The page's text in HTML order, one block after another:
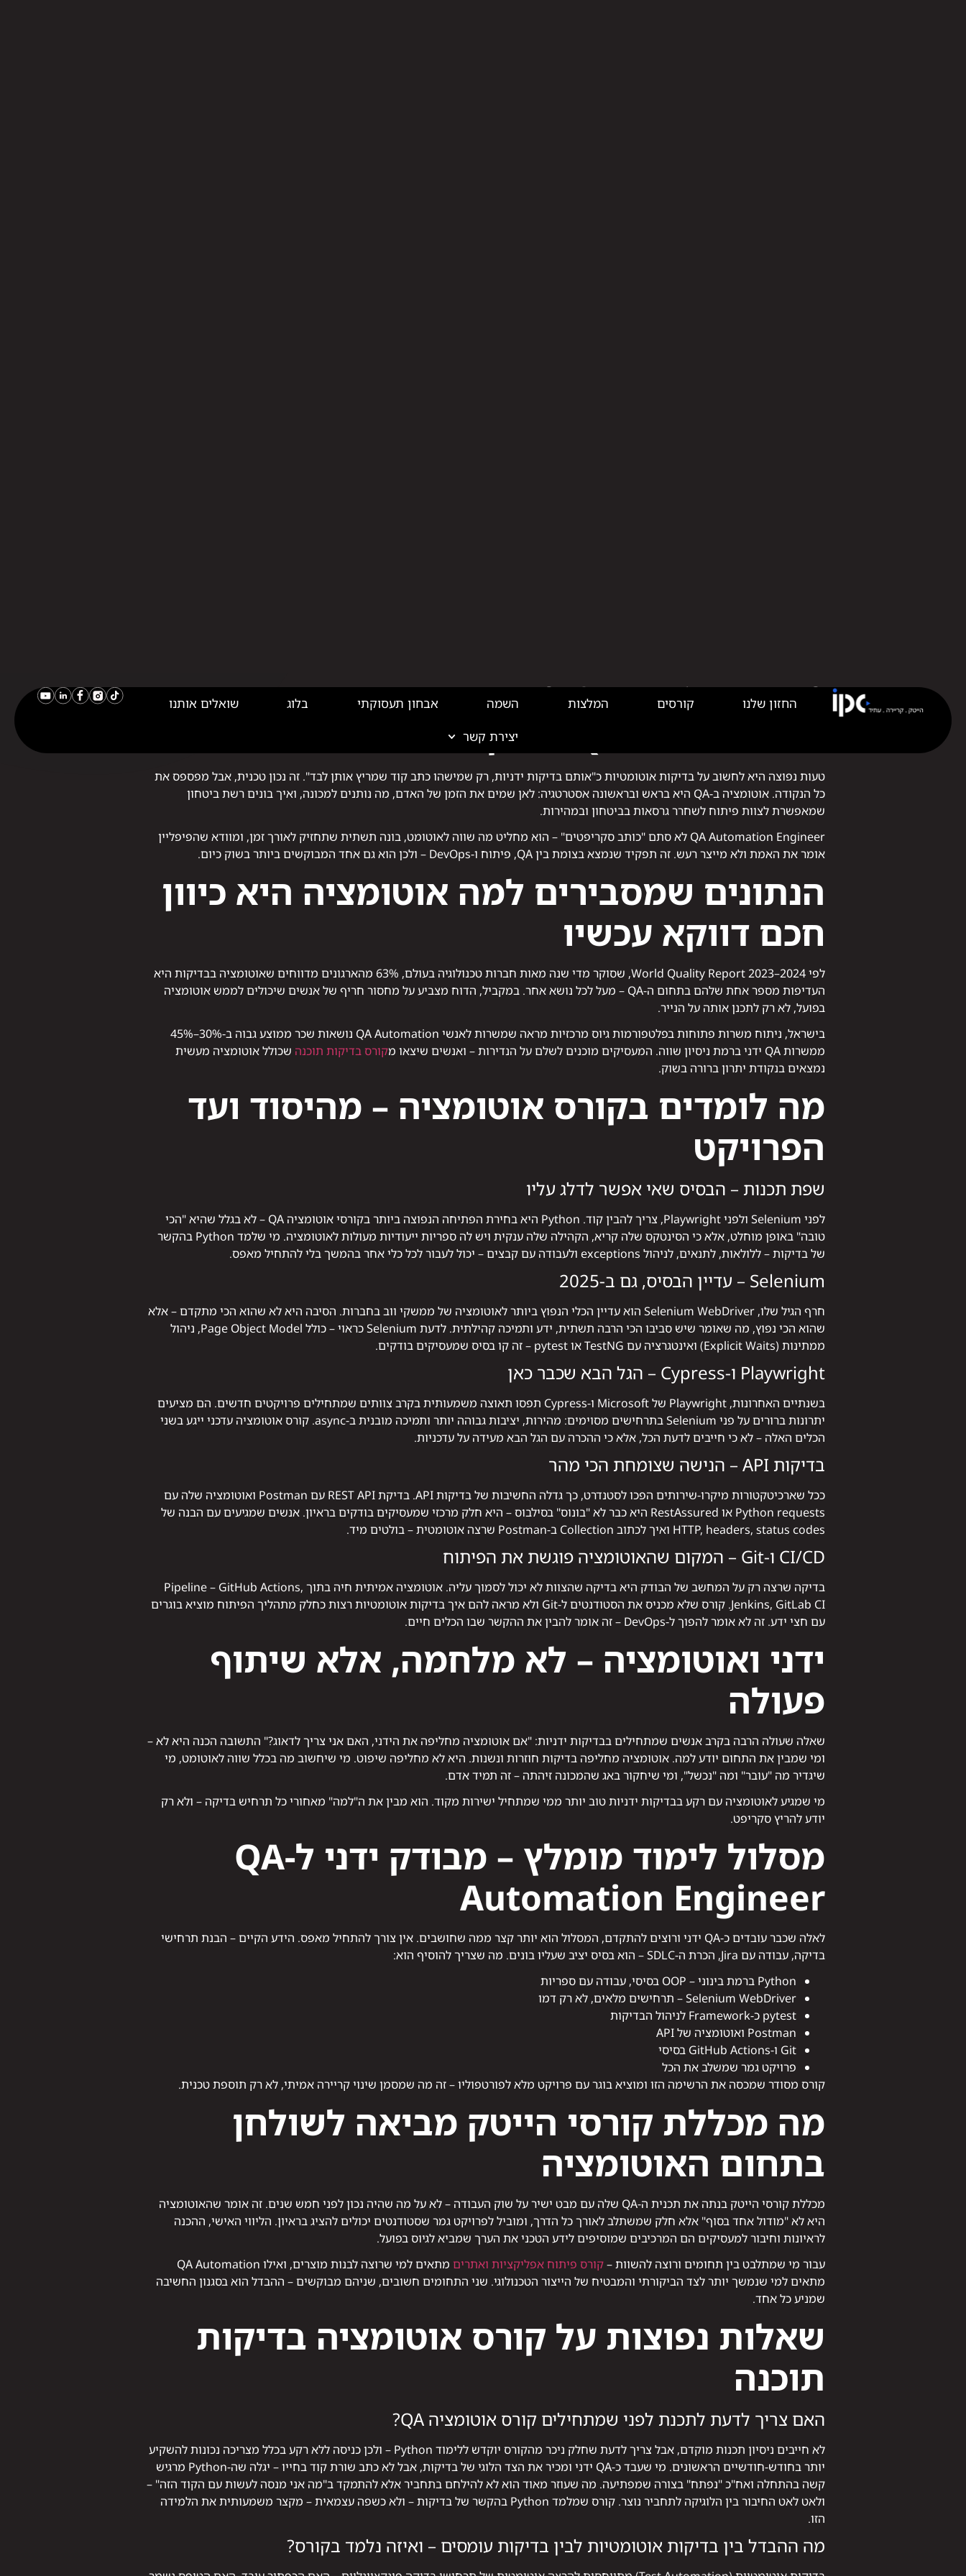
מה זה בעצם אוטומציה בבדיקות תוכנה –
טעות נפוצה היא לחשוב על בדיקות אוטומטיות כ"אותם בדיקות ידניות, רק שמישהו כתב קוד שמריץ אותן לבד". זה נכון טכנית, אבל מפספס את
כל הנקודה. אוטומציה ב-QA היא בראש ובראשונה אסטרטגיה: לאן שמים את הזמן של האדם, מה נותנים למכונה, ואיך בונים רשת ביטחון
שמאפשרת לצוות פיתוח לשחרר גרסאות בביטחון ובמהירות.
QA Automation Engineer לא סתם "כותב סקריפטים" – הוא מחליט מה שווה לאוטומט, בונה תשתית שתחזיק לאורך זמן, ומוודא שהפיפליין
אומר את האמת ולא מייצר רעש. זה תפקיד שנמצא בצומת בין QA, פיתוח ו-DevOps – ולכן הוא גם אחד המבוקשים ביותר בשוק כיום.
הנתונים שמסבירים למה אוטומציה היא כיוון
חכם דווקא עכשיו
לפי World Quality Report 2023–2024, שסוקר מדי שנה מאות חברות טכנולוגיה בעולם, 63% מהארגונים מדווחים שאוטומציה בבדיקות היא
העדיפות מספר אחת שלהם בתחום ה-QA – מעל לכל נושא אחר. במקביל, הדוח מצביע על מחסור חריף של אנשים שיכולים לממש אוטומציה
בפועל, לא רק לתכנן אותה על הנייר.
בישראל, ניתוח משרות פתוחות בפלטפורמות גיוס מרכזיות מראה שמשרות לאנשי QA Automation נושאות שכר ממוצע גבוה ב-30%–45%
ממשרות QA ידני ברמת ניסיון שווה. המעסיקים מוכנים לשלם על הנדירות – ואנשים שיצאו מ
קורס בדיקות תוכנה שכולל אוטומציה מעשית
נמצאים בנקודת יתרון ברורה בשוק.
מה לומדים בקורס אוטומציה – מהיסוד ועד
הפרויקט
שפת תכנות – הבסיס שאי אפשר לדלג עליו
לפני Selenium ולפני Playwright, צריך להבין קוד. Python היא בחירת הפתיחה הנפוצה ביותר בקורסי אוטומציה QA – לא בגלל שהיא "הכי
טובה" באופן מוחלט, אלא כי הסינטקס שלה קריא, הקהילה שלה ענקית ויש לה ספריות ייעודיות מעולות לאוטומציה. מי שלמד Python בהקשר
של בדיקות – ללולאות, לתנאים, לניהול exceptions ולעבודה עם קבצים – יכול לעבור לכל כלי אחר בהמשך בלי להתחיל מאפס.
Selenium – עדיין הבסיס, גם ב-2025
חרף הגיל שלו, Selenium WebDriver הוא עדיין הכלי הנפוץ ביותר לאוטומציה של ממשקי ווב בחברות. הסיבה היא לא שהוא הכי מתקדם – אלא
שהוא הכי נפוץ, מה שאומר שיש סביבו הכי הרבה תשתית, ידע ותמיכה קהילתית. לדעת Selenium כראוי – כולל Page Object Model, ניהול
ממתינות (Explicit Waits) ואינטגרציה עם TestNG או pytest – זה קו בסיס שמעסיקים בודקים.
Playwright ו-Cypress – הגל הבא שכבר כאן
בשנתיים האחרונות, Playwright של Microsoft ו-Cypress תפסו תאוצה משמעותית בקרב צוותים שמתחילים פרויקטים חדשים. הם מציעים
יתרונות ברורים על פני Selenium בתרחישים מסוימים: מהירות, יציבות גבוהה יותר ותמיכה מובנית ב-async. קורס אוטומציה עדכני ייגע בשני
הכלים האלה – לא כי חייבים לדעת הכל, אלא כי ההכרה עם הגל הבא מעידה על עדכניות.
בדיקות API – הנישה שצומחת הכי מהר
ככל שארכיטקטורות מיקרו-שירותים הפכו לסטנדרט, כך גדלה החשיבות של בדיקות API. בדיקת REST API עם Postman ואוטומציה שלה עם
Python requests או RestAssured היא כבר לא "בונוס" בסילבוס – היא חלק מרכזי שמעסיקים בודקים בראיון. אנשים שמגיעים עם הבנה של
HTTP, headers, status codes ואיך לכתוב Collection ב-Postman שרצה אוטומטית – בולטים מיד.
CI/CD ו-Git – המקום שהאוטומציה פוגשת את הפיתוח
בדיקה שרצה רק על המחשב של הבודק היא בדיקה שהצוות לא יכול לסמוך עליה. אוטומציה אמיתית חיה בתוך Pipeline – GitHub Actions,
Jenkins, GitLab CI. קורס שלא מכניס את הסטודנטים ל-Git ולא מראה להם איך בדיקות אוטומטיות רצות כחלק מתהליך הפיתוח מוציא בוגרים
עם חצי ידע. זה לא אומר להפוך ל-DevOps – זה אומר להבין את ההקשר שבו הכלים חיים.
ידני ואוטומציה – לא מלחמה, אלא שיתוף
פעולה
שאלה שעולה הרבה בקרב אנשים שמתחילים בבדיקות ידניות: "אם אוטומציה מחליפה את הידני, האם אני צריך לדאוג?" התשובה הכנה היא לא –
ומי שמבין את התחום יודע למה. אוטומציה מחליפה בדיקות חוזרות ונשנות. היא לא מחליפה שיפוט. מי שיחשוב מה בכלל שווה לאוטומט, מי
שיגדיר מה "עובר" ומה "נכשל", ומי שיחקור באג שהמכונה זיהתה – זה תמיד אדם.
מי שמגיע לאוטומציה עם רקע בבדיקות ידניות טוב יותר ממי שמתחיל ישירות מקוד. הוא מבין את ה"למה" מאחורי כל תרחיש בדיקה – ולא רק
יודע להריץ סקריפט.
מסלול לימוד מומלץ – מבודק ידני ל-QA
Automation Engineer
לאלה שכבר עובדים כ-QA ידני ורוצים להתקדם, המסלול הוא יותר קצר ממה שחושבים. אין צורך להתחיל מאפס. הידע הקיים – הבנת תרחישי
בדיקה, עבודה עם Jira, הכרת ה-SDLC – הוא בסיס יציב שעליו בונים. מה שצריך להוסיף הוא:
Python ברמת בינוני – OOP בסיסי, עבודה עם ספריות
Selenium WebDriver – תרחישים מלאים, לא רק דמו
pytest כ-Framework לניהול הבדיקות
Postman ואוטומציה של API
Git ו-GitHub Actions בסיסי
פרויקט גמר שמשלב את הכל
קורס מסודר שמכסה את הרשימה הזו ומוציא בוגר עם פרויקט מלא לפורטפוליו – זה מה שמסמן שינוי קריירה אמיתי, לא רק תוספת טכנית.
מה מכללת קורסי הייטק מביאה לשולחן
בתחום האוטומציה
מכללת קורסי הייטק בנתה את תכנית ה-QA שלה עם מבט ישיר על שוק העבודה – לא על מה שהיה נכון לפני חמש שנים. זה אומר שהאוטומציה
היא לא "מודול אחד בסוף" אלא חלק שמשתלב לאורך כל הדרך, ומוביל לפרויקט גמר שסטודנטים יכולים להציג בראיון. הליווי האישי, ההכנה
לראיונות וחיבור למעסיקים הם המרכיבים שמוסיפים לידע הטכני את הערך שמביא לגיוס בפועל.
עבור מי שמתלבט בין תחומים ורוצה להשוות –קורס פיתוח אפליקציות ואתרים
מתאים למי שרוצה לבנות מוצרים, ואילו QA Automation
מתאים למי שנמשך יותר לצד הביקורתי והמבטיח של הייצור הטכנולוגי. שני התחומים חשובים, שניהם מבוקשים – ההבדל הוא בסגנון החשיבה
שמניע כל אחד.
שאלות נפוצות על קורס אוטומציה בדיקות
תוכנה
האם צריך לדעת לתכנת לפני שמתחילים קורס אוטומציה QA?
לא חייבים ניסיון תכנות מוקדם, אבל צריך לדעת שחלק ניכר מהקורס יוקדש ללימוד Python – ולכן כניסה ללא רקע בכלל מצריכה נכונות להשקיע
יותר בחודש-חודשיים הראשונים. מי שעבד כ-QA ידני ומכיר את הצד הלוגי של בדיקות, אבל לא כתב שורת קוד בחייו – יגלה שה-Python מרגיש
קשה בהתחלה ואח"כ "נפתח" בצורה שמפתיעה. מה שעוזר מאוד הוא לא להילחם בתחביר אלא להתמקד ב"מה אני מנסה לעשות עם הקוד הזה" –
ולאט לאט החיבור בין הלוגיקה לתחביר נוצר. קורס שמלמד Python בהקשר של בדיקות – ולא כשפה עצמאית – מקצר משמעותית את הלמידה
הזו.
מה ההבדל בין בדיקות אוטומטיות לבין בדיקות עומסים – ואיזה נלמד בקורס?